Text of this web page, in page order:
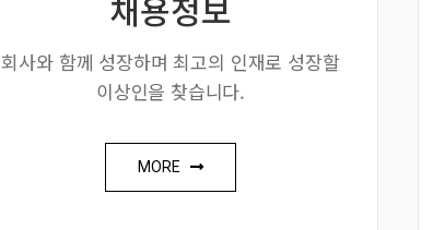
회사와 함께 성장하며 최고의 인재로 성장할
이상인을 찾습니다.
MORE